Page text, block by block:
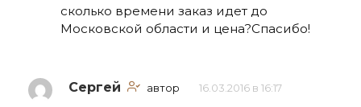
сколько времени заказ идет до
Московской области и цена?Спасибо!
Сергей автор 16.03.2016 в 16:17